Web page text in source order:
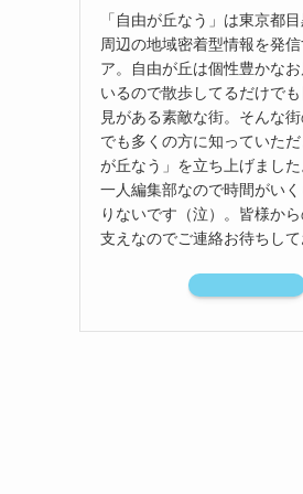
「自由が丘なう」は東京都
周辺の地域密着型情報を発
ア。自由が丘は個性豊かな
いるので散歩してるだけで
見がある素敵な街。そんな
でも多くの方に知っていた
が丘なう」を立ち上げまし
一人編集部なので時間がい
りないです（泣）。皆様か
支えなのでご連絡お待ちして